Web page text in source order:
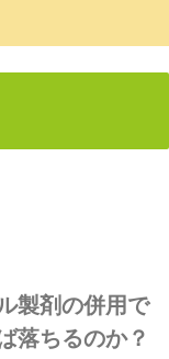
製剤の併用で
落ちるのか？